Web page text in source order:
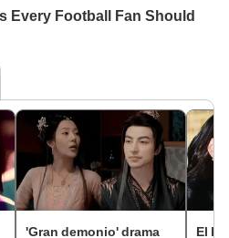
'Gran demonio' drama
El k-